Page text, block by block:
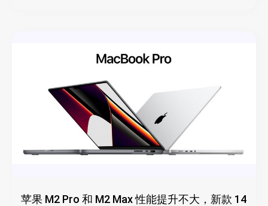
苹果 M2 Pro 和 M2 Max 性能提升不大，新款 14